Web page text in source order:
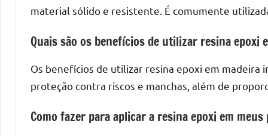
material sólido e resistente. É comumente
Quais são os benefícios de utilizar resina epoxi
Os benefícios de utilizar resina epoxi em madeira
proteção contra riscos e manchas, além de
Como fazer para aplicar a resina epoxi em